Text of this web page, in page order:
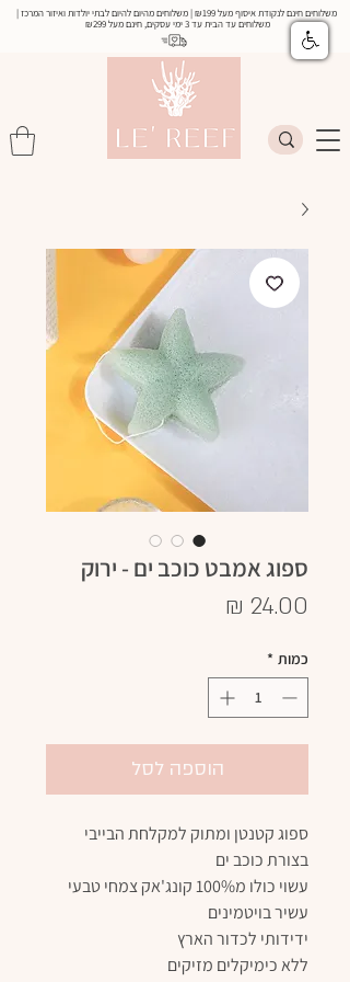
משלוחים חינם לנקודת איסוף מעל ₪199 | משלוחים מהיום להיום לבתי יולדות ואיזור המרכז |
משלוחים עד הבית עד 3 ימי עסקים, חינם מעל
₪299
ספוג אמבט כוכב ים - ירוק
כמות *
הוספה לסל
ספוג קטנטן ומתוק למקלחת הבייבי
בצורת כוכב ים
עשוי כולו מ100% קונג'אק צמחי טבעי
עשיר בויטמינים
ידידותי לכדור הארץ
ללא כימיקלים מזיקים